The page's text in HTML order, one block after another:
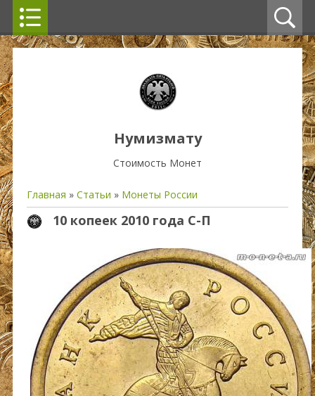
Нумизмату
Стоимость Монет
Главная » Статьи » Монеты России
10 копеек 2010 года С-П